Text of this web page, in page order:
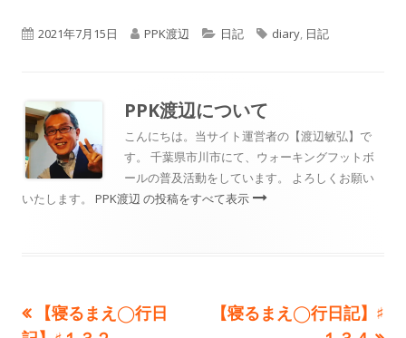
公
2021年7月15日
作
PPK渡辺
カ
リ
ー
日記
タ
diary, 日記
PPK渡辺について
こんにちは。当サイト運営者の【渡辺敏弘】で
す。 千葉県市川市にて、ウォーキングフットボ
ールの普及活動をしています。 よろしくお願い
いたします。 PPK渡辺 の投稿をすべて表示
投
前
【寝るまえ◯行日
次
【寝るまえ◯行日記】♯